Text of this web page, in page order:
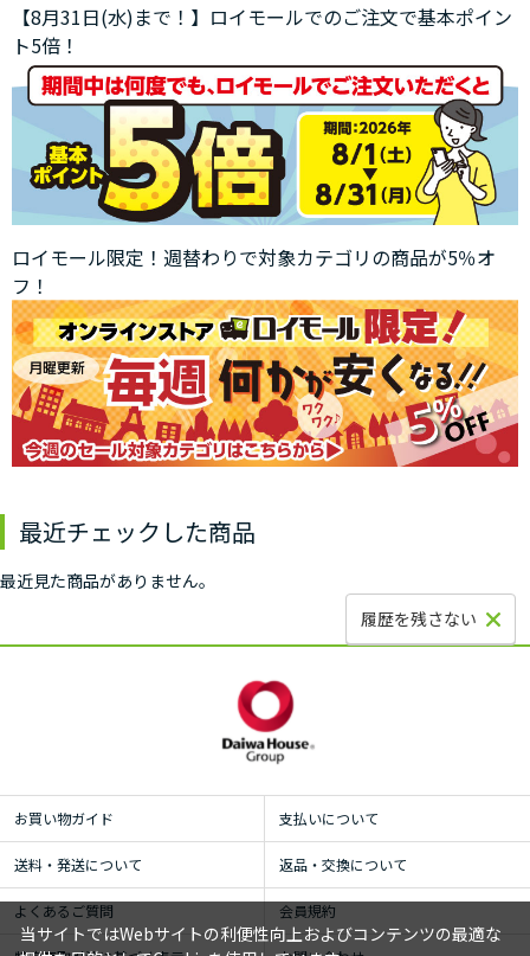
【8月31日(水)まで！】ロイモールでのご注文で基本ポイン
ト5倍！
ロイモール限定！週替わりで対象カテゴリの商品が5％オ
フ！
最近チェックした商品
最近見た商品がありません。
履歴を残さない
お買い物ガイド 支払いについて
送料・発送について 返品・交換について
よくあるご質問 会員規約
当サイトではWebサイトの利便性向上およびコンテンツの最適な